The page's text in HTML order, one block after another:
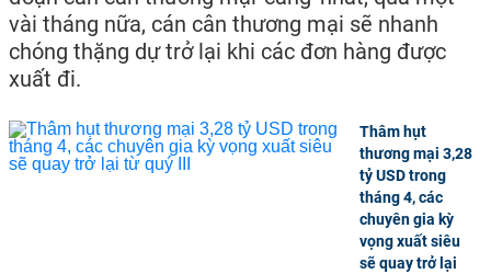
vài tháng nữa, cán cân thương mại sẽ nhanh
chóng thặng dự trở lại khi các đơn hàng được
xuất đi.
Thâm hụt
thương mại 3,28
tỷ USD trong
tháng 4, các
chuyên gia kỳ
vọng xuất siêu
sẽ quay trở lại